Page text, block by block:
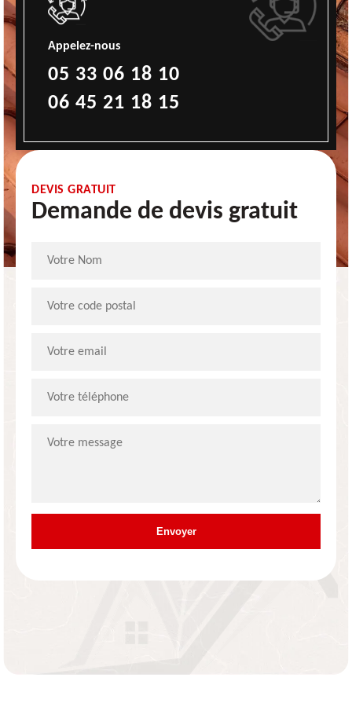
Appelez-nous
05 33 06 18 10
06 45 21 18 15
DEVIS GRATUIT
Demande de devis gratuit